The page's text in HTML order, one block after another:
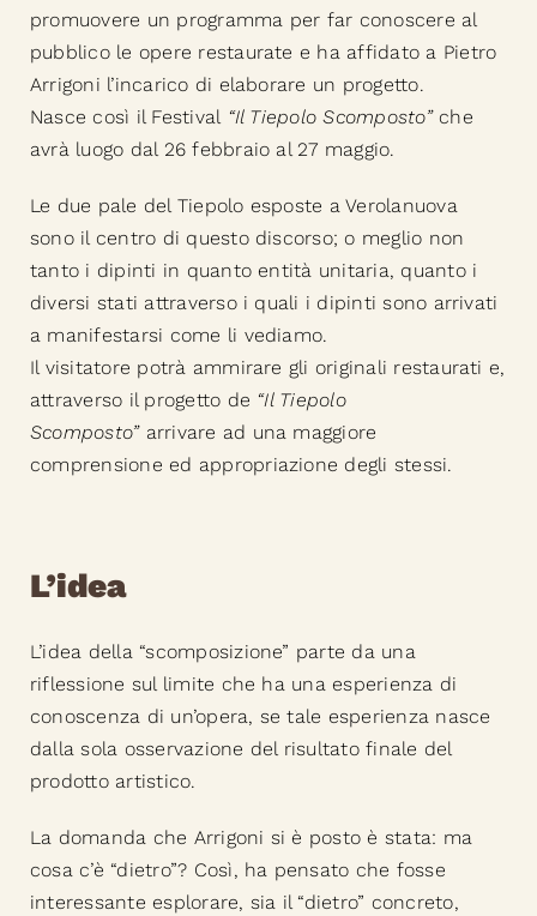
promuovere un programma per far conoscere al
pubblico le opere restaurate e ha affidato a Pietro
Arrigoni l’incarico di elaborare un progetto.
Nasce così il Festival “Il Tiepolo Scomposto” che
avrà luogo dal 26 febbraio al 27 maggio.
Le due pale del Tiepolo esposte a Verolanuova
sono il centro di questo discorso; o meglio non
tanto i dipinti in quanto entità unitaria, quanto i
diversi stati attraverso i quali i dipinti sono arrivati
a manifestarsi come li vediamo.
Il visitatore potrà ammirare gli originali restaurati e,
attraverso il progetto de “Il Tiepolo
Scomposto”arrivare ad una maggiore
comprensione ed appropriazione degli stessi.
L’idea
L’idea della “scomposizione” parte da una
riflessione sul limite che ha una esperienza di
conoscenza di un’opera, se tale esperienza nasce
dalla sola osservazione del risultato finale del
prodotto artistico.
La domanda che Arrigoni si è posto è stata: ma
cosa c’è “dietro”? Così, ha pensato che fosse
interessante esplorare, sia il “dietro” concreto,